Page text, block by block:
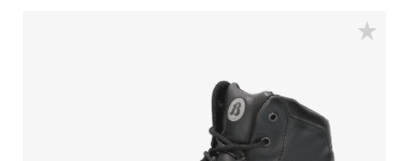
scherpe voorwerpen. De schoen is voorzien van een
voering. Odor Control houdt de voeten fris.